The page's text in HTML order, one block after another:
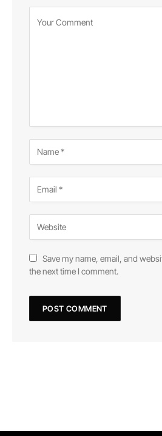
Save my name, email, and
the next time I comment.